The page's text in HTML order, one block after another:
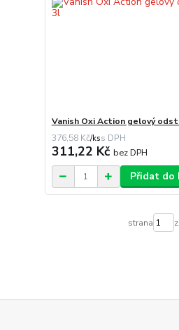
Vanish Oxi Action gelový
376,58 Kč/ks
311,22 Kč bez DPH
Přidat do
strana